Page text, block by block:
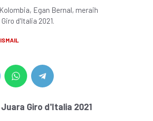
Egan Bernal, meraih
d'Italia 2021.
Giro d'Italia 2021